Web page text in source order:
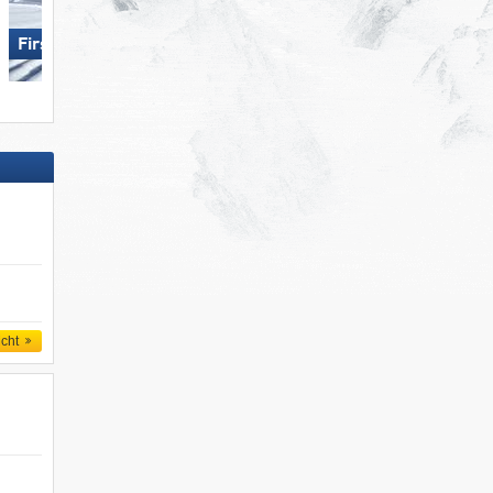
First – Grindelwald Skiregion Hochoetz